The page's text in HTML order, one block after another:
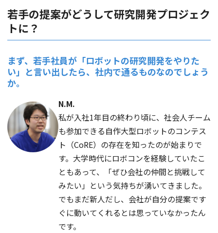
若手の提案がどうして研究開発プロジェク
トに？
まず、若手社員が「ロボットの研究開発をやりた
い」と言い出したら、社内で通るものなのでしょう
か。
N.M.
私が入社1年目の終わり頃に、社会人チーム
も参加できる自作大型ロボットのコンテス
ト（CoRE）の存在を知ったのが始まりで
す。大学時代にロボコンを経験していたこ
ともあって、「ぜひ会社の仲間と挑戦して
みたい」という気持ちが湧いてきました。
でもまだ新人だし、会社が自分の提案です
ぐに動いてくれるとは思っていなかったん
です。